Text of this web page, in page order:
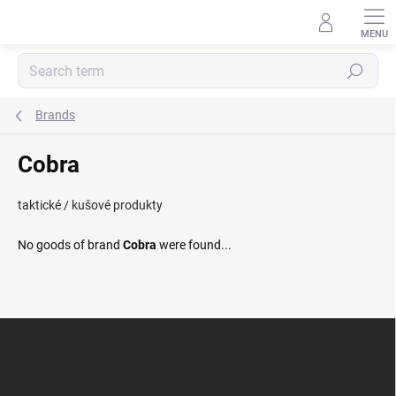
Search
Brands
Cobra
taktické / kušové produkty
No goods of brand Cobra were found...